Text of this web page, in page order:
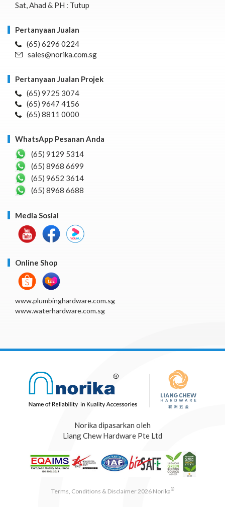
Sat, Ahad & PH : Tutup
Pertanyaan Jualan
(65) 6296 0224
sales@norika.com.sg
Pertanyaan Jualan Projek
(65) 9725 3074
(65) 9647 4156
(65) 8811 0000
WhatsApp Pesanan Anda
(65) 9129 5314
(65) 8968 6699
(65) 9652 3614
(65) 8968 6688
Media Sosial
Online Shop
www.plumbinghardware.com.sg
www.waterhardware.com.sg
Norika dipasarkan oleh
Liang Chew Hardware Pte Ltd
Terms, Conditions & Disclaimer 2026 Norika®